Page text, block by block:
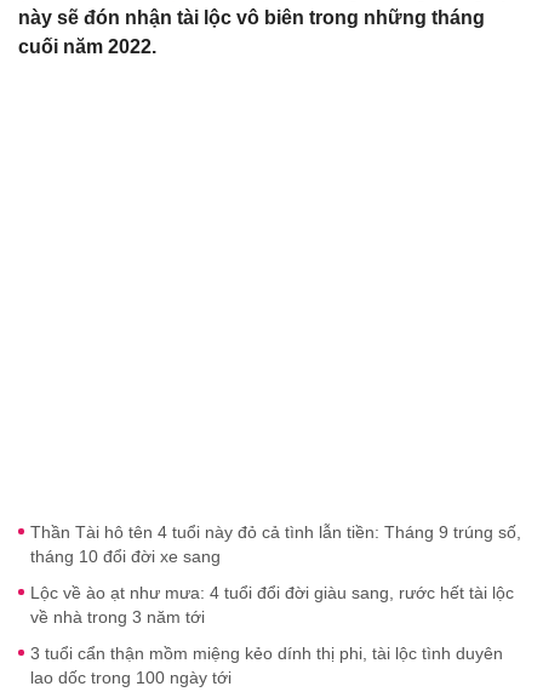
này sẽ đón nhận tài lộc vô biên trong những tháng
cuối năm 2022.
Thần Tài hô tên 4 tuổi này đỏ cả tình lẫn tiền: Tháng 9 trúng số,
tháng 10 đổi đời xe sang
Lộc về ào ạt như mưa: 4 tuổi đổi đời giàu sang, rước hết tài lộc
về nhà trong 3 năm tới
3 tuổi cẩn thận mồm miệng kẻo dính thị phi, tài lộc tình duyên
lao dốc trong 100 ngày tới